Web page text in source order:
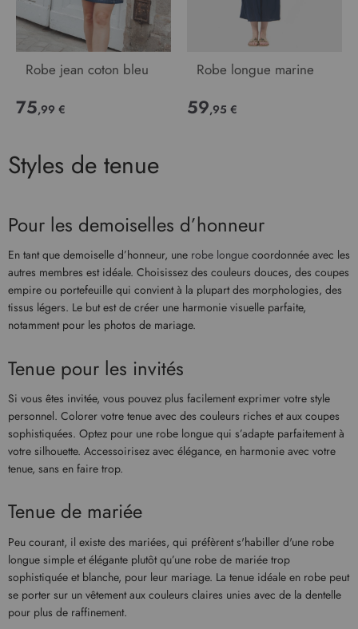
Robe jean coton bleu
75,99 €
Robe longue marine
59,95 €
Styles de tenue
Pour les demoiselles d’honneur
En tant que demoiselle d’honneur, une robe longue coordonnée avec les
autres membres est idéale. Choisissez des couleurs douces, des coupes
empire ou portefeuille qui convient à la plupart des morphologies, des
tissus légers. Le but est de créer une harmonie visuelle parfaite,
notamment pour les photos de mariage.
Tenue pour les invités
Si vous êtes invitée, vous pouvez plus facilement exprimer votre style
personnel. Colorer votre tenue avec des couleurs riches et aux coupes
sophistiquées. Optez pour une robe longue qui s’adapte parfaitement à
votre silhouette. Accessoirisez avec élégance, en harmonie avec votre
tenue, sans en faire trop.
Tenue de mariée
Peu courant, il existe des mariées, qui préfèrent s'habiller d'une robe
longue simple et élégante plutôt qu’une robe de mariée trop
sophistiquée et blanche, pour leur mariage. La tenue idéale en robe peut
se porter sur un vêtement aux couleurs claires unies avec de la dentelle
pour plus de raffinement.